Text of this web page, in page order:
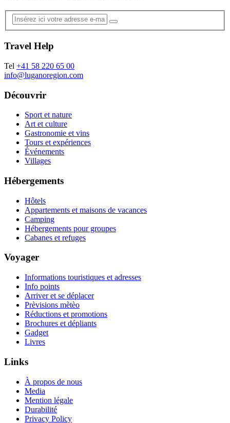
Travel Help
Tel +41 58 220 65 00
info@luganoregion.com
Découvrir
Sport et nature
Art et culture
Gastronomie et vins
Tours et expériences
Événements
Villages
Hébergements
Hôtels
Appartements et maisons de vacances
Camping
Hébergements pour groupes
Cabanes et refuges
Voyager
Informations touristiques et adresses
Info points
Arriver et se déplacer
Prèvisions mètèo
Réductions et promotions
Brochures et dépliants
Gadget
Livres
Links
À propos de nous
Media
Mention légale
Durabilité
Privacy Policy